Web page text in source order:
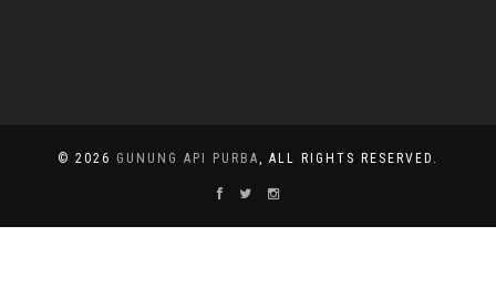
© 2026 GUNUNG API PURBA, ALL RIGHTS RESERVED.